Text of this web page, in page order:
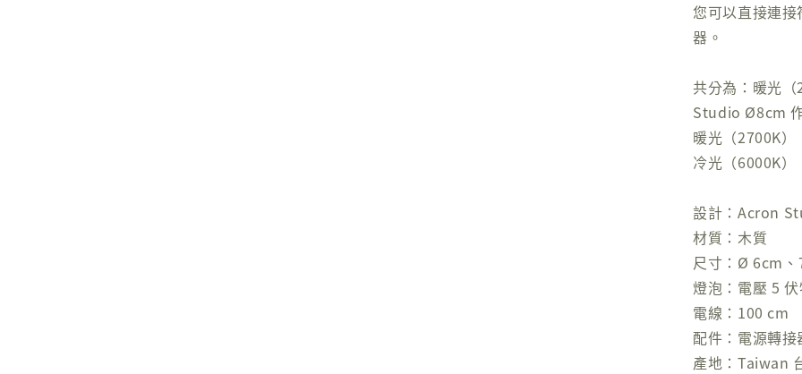
您可以直接連
器。
共分為：暖光
Studio Ø8cm
暖光（2700K）
冷光（6000K
設計：Acron
材質：木質
尺寸：Ø 6cm
燈泡：電壓 5
電線：100 cm
配件：電源轉
產地：Taiwan